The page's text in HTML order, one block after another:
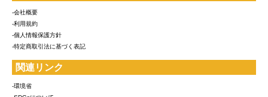
-会社概要
-利用規約
-個人情報保護方針
-特定商取引法に基づく表記
関連リンク
-環境省